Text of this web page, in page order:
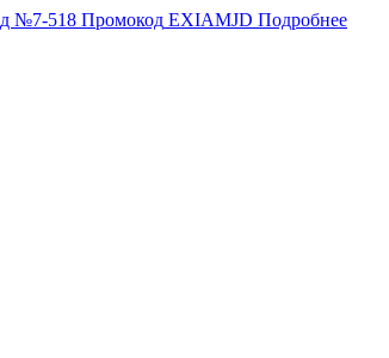
№7-518 Промокод EXIAMJD Подробнее